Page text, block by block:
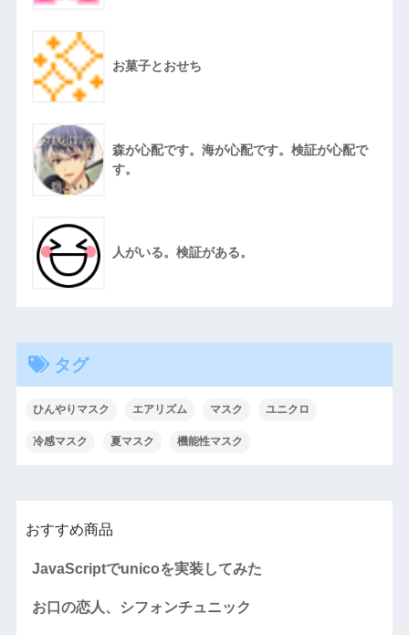
お菓子とおせち
森が心配です。海が心配です。検証が心配で
す。
人がいる。検証がある。
タグ
ひんやりマスク エアリズム マスク ユニクロ
冷感マスク 夏マスク 機能性マスク
おすすめ商品
JavaScriptでunicoを実装してみた
お口の恋人、シフォンチュニック